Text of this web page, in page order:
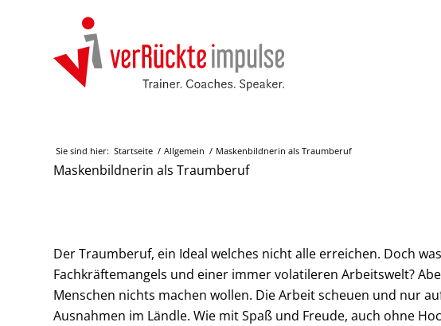
Maskenbildnerin als Traumberuf
Sie sind hier: Startseite / Allgemein / Maskenbildnerin als Traumberuf
Der Traumberuf, ein Ideal welches nicht alle erreichen. Doch
Fachkräftemangels und einer immer volatileren Arbeitswelt?
Menschen nichts machen wollen. Die Arbeit scheuen und nur
Ausnahmen im Ländle. Wie mit Spaß und Freude, auch ohne